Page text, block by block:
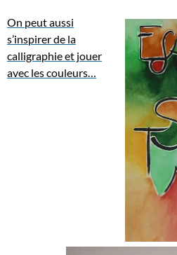
On peut aussi
s’inspirer de la
calligraphie et jouer
avec les couleurs…